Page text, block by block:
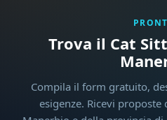
Trova il Cat
Compila il form gratuito,
esigenze. Ricevi